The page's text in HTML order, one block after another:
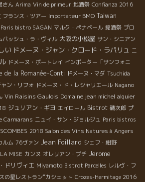
さん Arima Vin de primeur 地酒祭 Confianza 2016
フランス・ツアー Importateur BMO Taiwan
Paris bistro SAGAN マルク・ぺナベール 銘酒祭 プロ
バッシュ・ラ・ヴィル 大阪の小松屋 サン・シニアン
い ドメーヌ・ジャン・クロード・ラパリュ ニ
ドメーヌ・ボートレイ インポーター「サンフォニ
de la Romanée-Conti ドメーヌ・マダ Tsuchida
ン・リフォ ドメーヌ・ド・レシャリエール Nagano
Vin Raisins Gaulois Domaine jean michel alquier
ジュリアン・ギヨ エイロール Bistrot 磯次郎 プ
Carmarans ニュイ・サン・ジョルジュ Paris bistros
2018 Salon des Vins Natures à Angers
ルム 76ヴァン Jean Foillard シェフ・紺野
LA MISE カンヌ オレリアン・プチ Jerome
ドリヴィエ Miyamoto Bistrot Parcelles レルヴ・フ
の星レストラン”カシェット Crozes-Hermitage 2016